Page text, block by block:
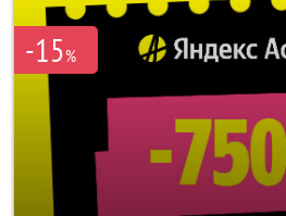
-15%